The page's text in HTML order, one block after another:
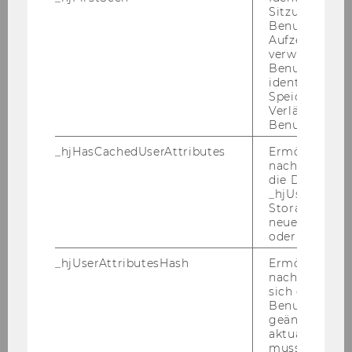
Workshop: Design Thinking und Service
Workshop: Berufliche Veränderungen und ihre
Workshop: Der Weg zur agilen NPO
Workshop Funktionen & Dimensionen des
Sitzung eines
Benutzers.
verwendet,
identifizieren.
Verlängert
_hjHasCachedUserAttributes
Ermöglicht
die Daten in
Storage auf
neuesten
oder nicht.
_hjUserAttributesHash
Ermöglicht
sich ein
geändert hat
aktualisiert
muss.